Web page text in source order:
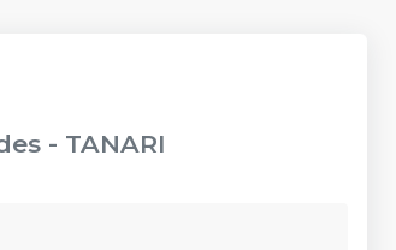
- TANARI